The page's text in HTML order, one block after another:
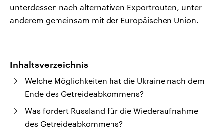
unterdessen nach alternativen Exportrouten, unter
anderem gemeinsam mit der Europäischen Union.
Inhaltsverzeichnis
Welche Möglichkeiten hat die Ukraine nach dem
Ende des Getreideabkommens?
Was fordert Russland für die Wiederaufnahme
des Getreideabkommens?